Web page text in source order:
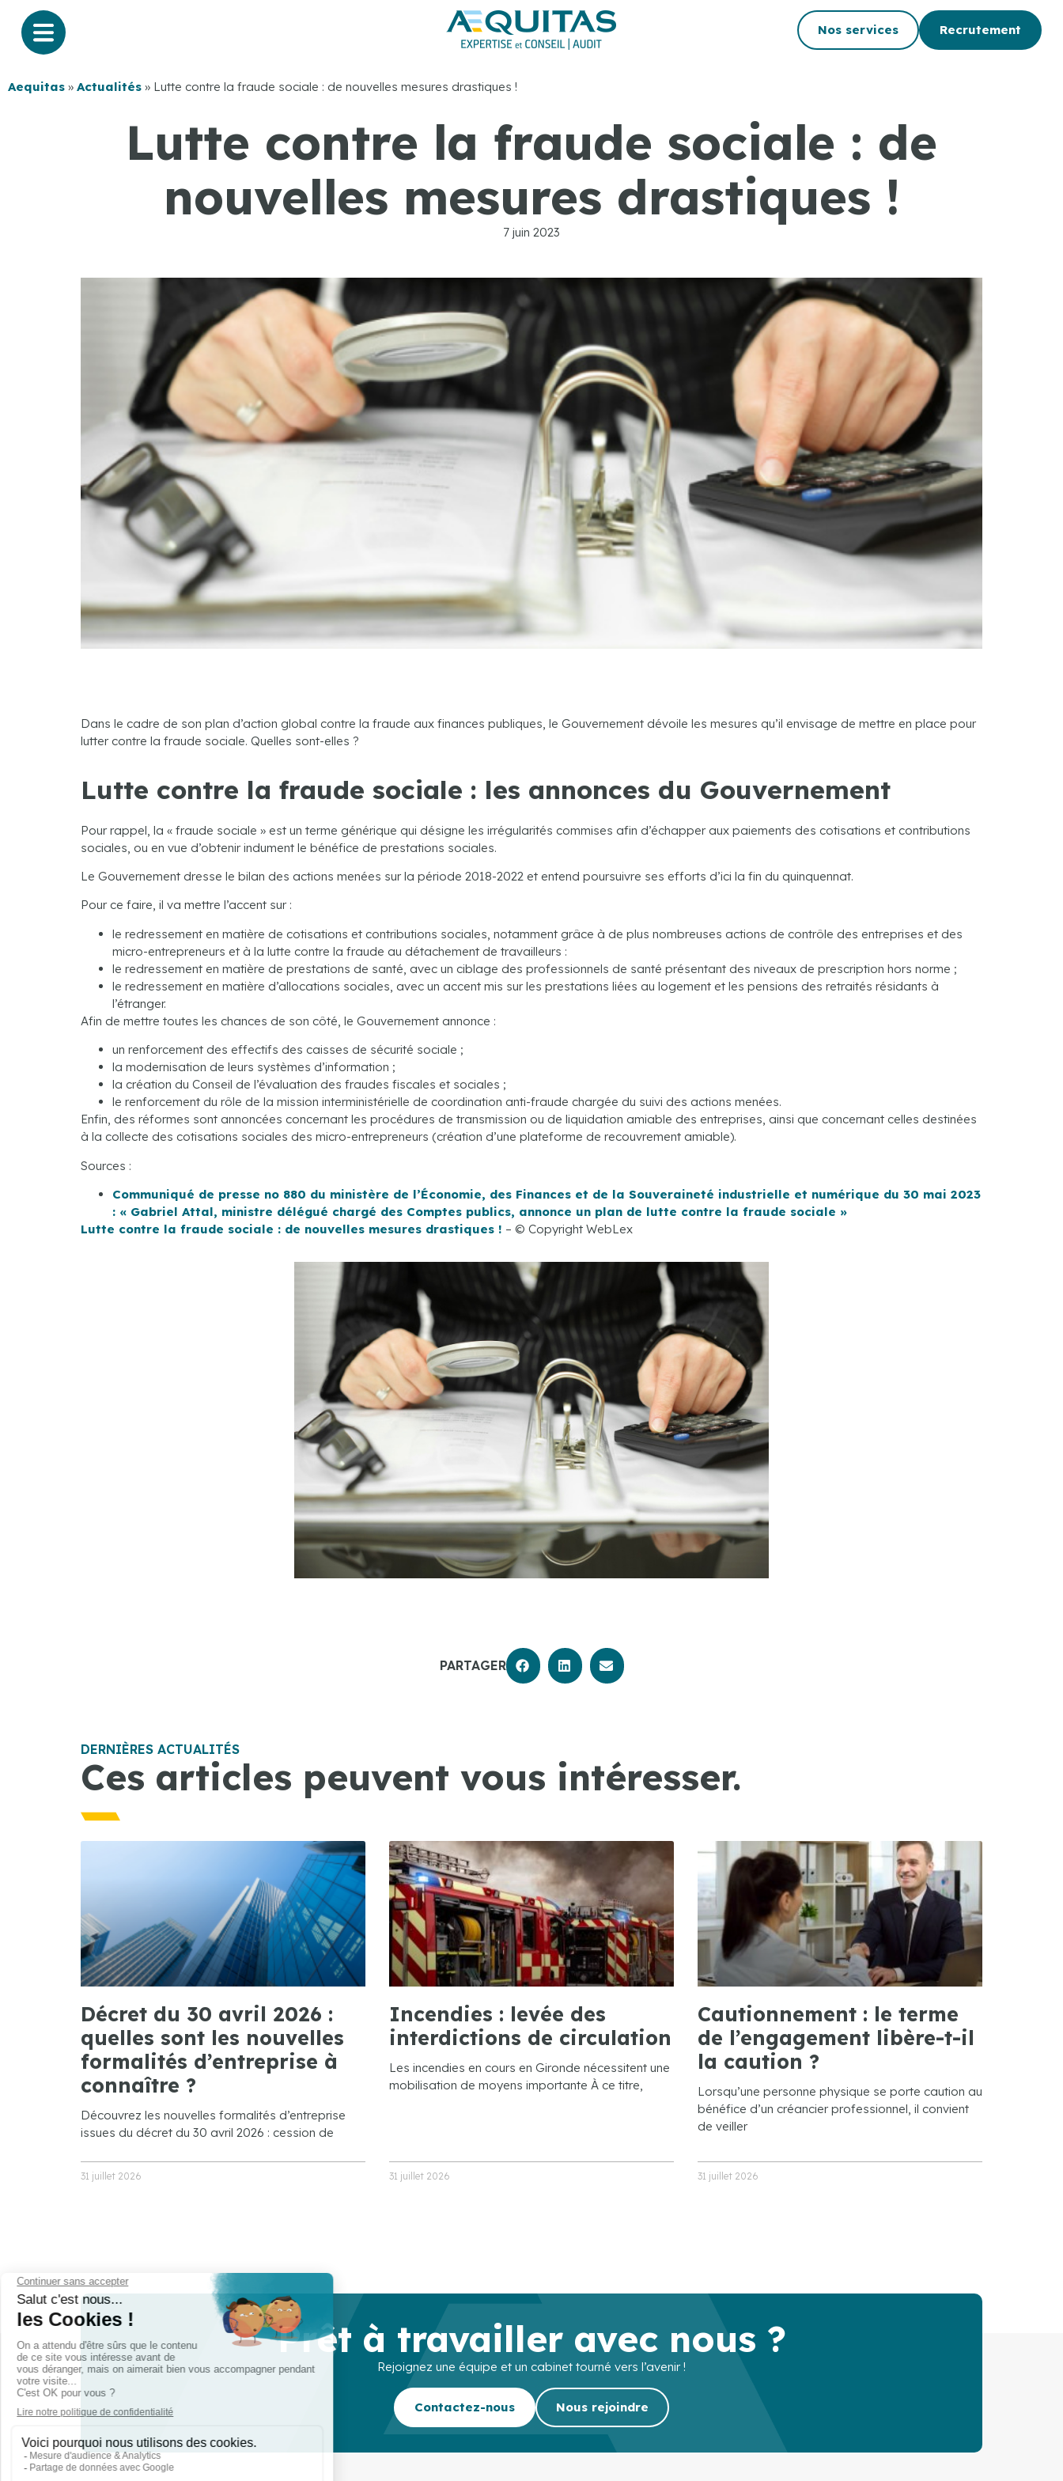
Nos services Recrutement
Aequitas » Actualités » Lutte contre la fraude sociale : de nouvelles mesures drastiques !
Lutte contre la fraude sociale : de
nouvelles mesures drastiques !
7 juin 2023
Dans le cadre de son plan d’action global contre la fraude aux finances publiques, le Gouvernement dévoile les mesures qu’il envisage de mettre en place pour
lutter contre la fraude sociale. Quelles sont-elles ?
Lutte contre la fraude sociale : les annonces du Gouvernement
Pour rappel, la « fraude sociale » est un terme générique qui désigne les irrégularités commises afin d’échapper aux paiements des cotisations et contributions
sociales, ou en vue d’obtenir indument le bénéfice de prestations sociales.
Le Gouvernement dresse le bilan des actions menées sur la période 2018-2022 et entend poursuivre ses efforts d’ici la fin du quinquennat.
Pour ce faire, il va mettre l’accent sur :
le redressement en matière de cotisations et contributions sociales, notamment grâce à de plus nombreuses actions de contrôle des entreprises et des
micro-entrepreneurs et à la lutte contre la fraude au détachement de travailleurs :
le redressement en matière de prestations de santé, avec un ciblage des professionnels de santé présentant des niveaux de prescription hors norme ;
le redressement en matière d’allocations sociales, avec un accent mis sur les prestations liées au logement et les pensions des retraités résidants à
l’étranger.
Afin de mettre toutes les chances de son côté, le Gouvernement annonce :
un renforcement des effectifs des caisses de sécurité sociale ;
la modernisation de leurs systèmes d’information ;
la création du Conseil de l’évaluation des fraudes fiscales et sociales ;
le renforcement du rôle de la mission interministérielle de coordination anti-fraude chargée du suivi des actions menées.
Enfin, des réformes sont annoncées concernant les procédures de transmission ou de liquidation amiable des entreprises, ainsi que concernant celles destinées
à la collecte des cotisations sociales des micro-entrepreneurs (création d’une plateforme de recouvrement amiable).
Sources :
Communiqué de presse no 880 du ministère de l’Économie, des Finances et de la Souveraineté industrielle et numérique du 30 mai 2023
: « Gabriel Attal, ministre délégué chargé des Comptes publics, annonce un plan de lutte contre la fraude sociale »
Lutte contre la fraude sociale : de nouvelles mesures drastiques ! – © Copyright WebLex
PARTAGER
DERNIÈRES ACTUALITÉS
Ces articles peuvent vous intéresser.
Décret du 30 avril 2026 :
quelles sont les nouvelles
formalités d’entreprise à
connaître ?
Découvrez les nouvelles formalités d’entreprise
issues du décret du 30 avril 2026 : cession de
31 juillet 2026
Incendies : levée des
interdictions de circulation
Les incendies en cours en Gironde nécessitent une
mobilisation de moyens importante À ce titre,
31 juillet 2026
Cautionnement : le terme
de l’engagement libère-t-il
la caution ?
Lorsqu’une personne physique se porte caution au
bénéfice d’un créancier professionnel, il convient
de veiller
31 juillet 2026
Prêt à travailler avec nous ?
Rejoignez une équipe et un cabinet tourné vers l’avenir !
Contactez-nous Nous rejoindre